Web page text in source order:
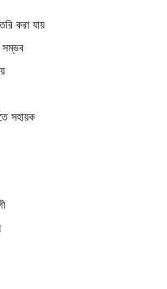
করা যায়
সম্ভব
সহায়ক